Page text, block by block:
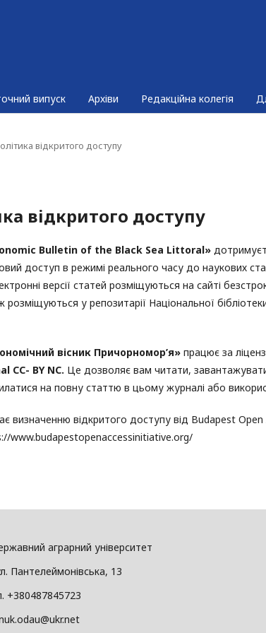
випуск Архіви Редакційна колегія
відкритого доступу
відкритого доступу
Bulletin of the Black Sea Littoral»
доступ в режимі реального часу до наукових
версії статей розміщуються на сайті
розміщуються у репозитарії Національної
вісник Причорномор’я» працює за
CC- BY NC. Це дозволяє вам читати,
на повну статтю в цьому журналі або
визначенню відкритого доступу від Budapest
www.budapestopenaccessinitiative.org/
аграрний університет
Пантелеймонівська, 13
+380487845723